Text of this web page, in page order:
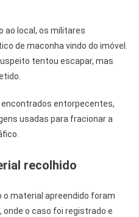
ao local, os militares
de maconha vindo do imóvel.
tentou escapar, mas
encontrados entorpecentes,
usadas para fracionar a
recolhido
o material apreendido foram
onde o caso foi registrado e